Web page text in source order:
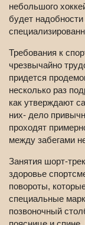
небольшого
будет
Требования к
чрезвычайно
придется
несколько раз
как утверждают
них- дело
проходят
между забегами
Занятия шорт-
здоровье
повороты,
специальные
позвоночный